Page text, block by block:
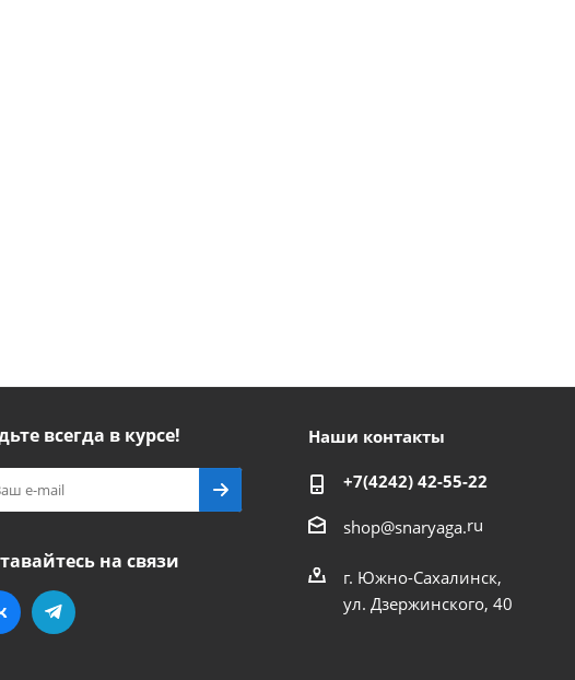
всегда в курсе!
на связи
Наши контакты
+7(4242) 42-55-22
shop@snaryaga.ru
г. Южно-Сахалинск,
ул. Дзержинского, 40